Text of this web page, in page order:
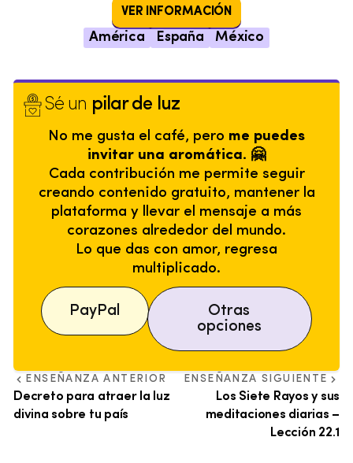
VER INFORMACIÓN
América España México
Sé un pilar de luz
No me gusta el café, pero me puedes
invitar una aromática. 🤗
Cada contribución me permite seguir
creando contenido gratuito, mantener la
plataforma y llevar el mensaje a más
corazones alrededor del mundo.
Lo que das con amor, regresa
multiplicado.
PayPal
Otras
opciones
ENSEÑANZA ANTERIOR
Decreto para atraer la luz
divina sobre tu país
ENSEÑANZA SIGUIENTE
Los Siete Rayos y sus
meditaciones diarias –
Lección 22.1